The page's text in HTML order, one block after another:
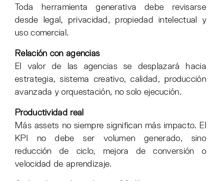
Toda herramienta generativa debe revisarse
desde legal, privacidad, propiedad intelectual y
uso comercial.
Relación con agencias
El valor de las agencias se desplazará hacia
estrategia, sistema creativo, calidad, producción
avanzada y orquestación, no solo ejecución.
Productividad real
Más assets no siempre significan más impacto. El
KPI no debe ser volumen generado, sino
reducción de ciclo, mejora de conversión o
velocidad de aprendizaje.